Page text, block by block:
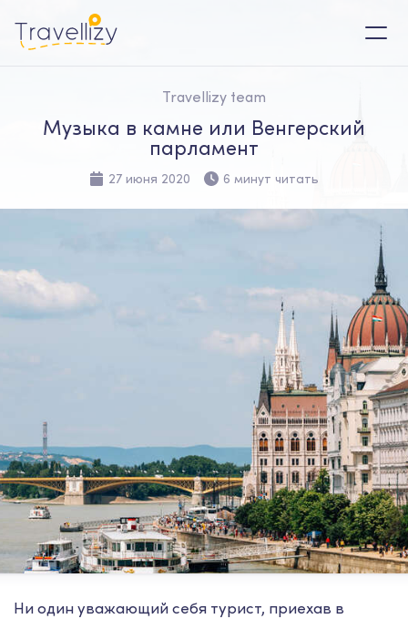
Travellizy team
Музыка в камне или Венгерский
парламент
27 июня 2020 6 минут читать
Ни один уважающий себя турист, приехав в